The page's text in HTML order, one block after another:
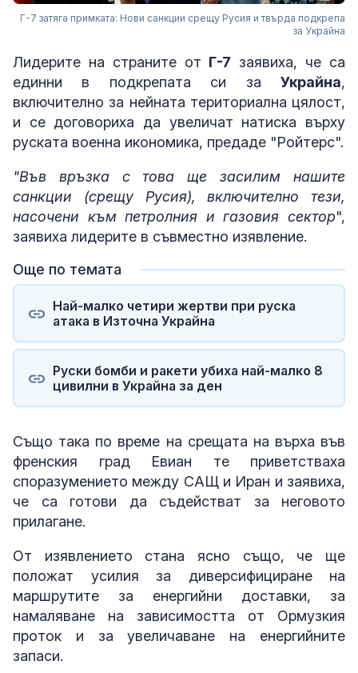
Г-7 затяга примката: Нови санкции срещу Русия и твърда подкрепа
за Украйна
Лидерите на страните от Г-7 заявиха, че са
единни в подкрепата си за Украйна,
включително за нейната териториална цялост,
и се договориха да увеличат натиска върху
руската военна икономика, предаде "Ройтерс".
"Във връзка с това ще засилим нашите
санкции (срещу Русия), включително тези,
насочени към петролния и газовия сектор",
заявиха лидерите в съвместно изявление.
Още по темата
Най-малко четири жертви при руска
атака в Източна Украйна
Руски бомби и ракети убиха най-малко 8
цивилни в Украйна за ден
Също така по време на срещата на върха във
френския град Евиан те приветстваха
споразумението между САЩ и Иран и заявиха,
че са готови да съдействат за неговото
прилагане.
От изявлението стана ясно също, че ще
положат усилия за диверсифициране на
маршрутите за енергийни доставки, за
намаляване на зависимостта от Ормузкия
проток и за увеличаване на енергийните
запаси.